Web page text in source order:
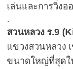
เล่นและการวิ่งอ
.
สวนหลวง ร.9
แขวงสวนหลวง
ขนาดใหญ่ที่สุดใ